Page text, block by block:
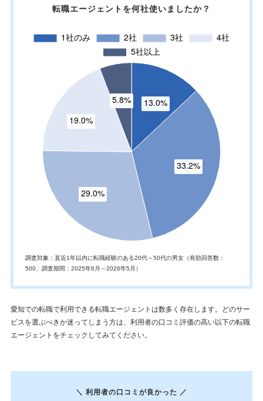
転職エージェントを何社使いましたか？
調査対象：直近1年以内に転職経験のある20代～50代の男女（有効回答数：
500、調査期間：2025年6月～2026年5月）
愛知での転職で利用できる転職エージェントは数多く存在します。どのサー
ビスを選ぶべきか迷ってしまう方は、利用者の口コミ評価の高い以下の転職
エージェントをチェックしてみてください。
＼ 利用者の口コミが良かった ／